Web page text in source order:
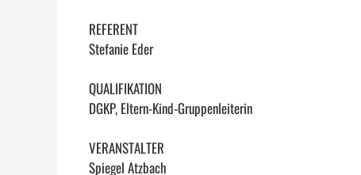
REFERENT
Stefanie Eder
QUALIFIKATION
DGKP, Eltern-Kind-Gruppenleiterin
VERANSTALTER
Spiegel Atzbach